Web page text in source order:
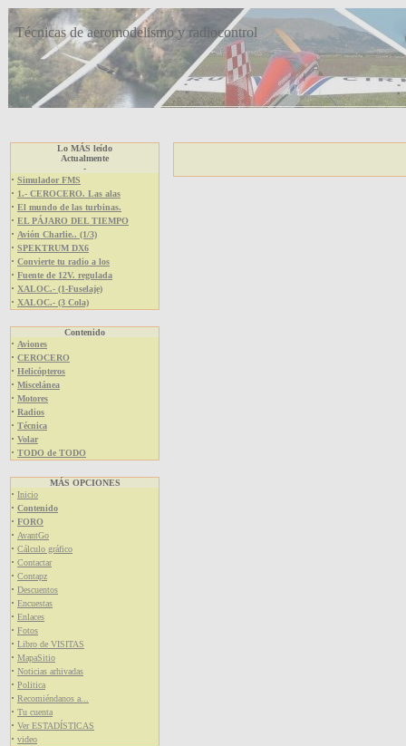
Técnicas de aeromodelismo y radiocontrol
Lo MÁS leído
Actualmente
-
· Simulador FMS
· 1.- CEROCERO. Las alas
· El mundo de las turbinas.
· EL PÁJARO DEL TIEMPO
· Avión Charlie.. (1/3)
· SPEKTRUM DX6
· Convierte tu radio a los
· Fuente de 12V. regulada
· XALOC.- (1-Fuselaje)
· XALOC.- (3 Cola)
Contenido
· Aviones
· CEROCERO
· Helicópteros
· Miscelánea
· Motores
· Radios
· Técnica
· Volar
· TODO de TODO
MÁS OPCIONES
· Inicio
· Contenido
· FORO
· AvantGo
· Cálculo gráfico
· Contactar
· Contapz
· Descuentos
· Encuestas
· Enlaces
· Fotos
· Libro de VISITAS
· MapaSitio
· Noticias arhivadas
· Politica
· Recomiéndanos a...
· Tu cuenta
· Ver ESTADÍSTICAS
· video